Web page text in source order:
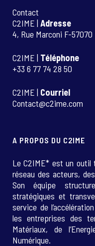
Contact
C2IME | Adresse
4, Rue Marconi F-57070
C2IME | Téléphone
+33 6 77 74 28 50
C2IME | Courriel
Contact@c2ime.com
A PROPOS DU C2IME
Le C2IME* est un outil
réseau des acteurs,
Son équipe
stratégiques et
service de
les entreprises des
Matériaux, de
Numérique.